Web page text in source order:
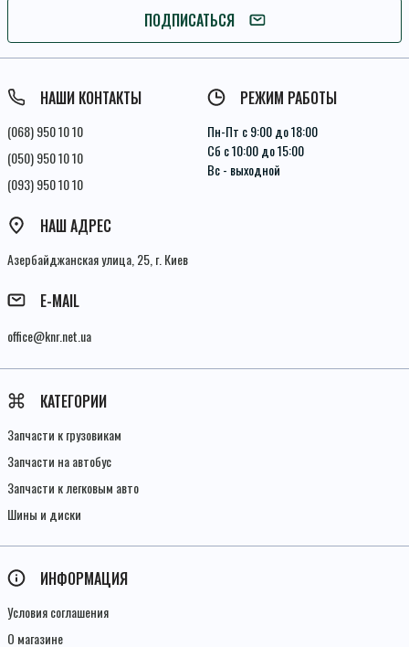
ПОДПИСАТЬСЯ
ПОДПИСАТЬСЯ
Условия соглашения
НАШИ КОНТАКТЫ
(068) 950 10 10
(050) 950 10 10
(093) 950 10 10
РЕЖИМ РАБОТЫ
Пн-Пт с 9:00 до 18:00
Сб с 10:00 до 15:00
Вс - выходной
НАШ АДРЕС
Азербайджанская улица, 25, г. Киев
E-MAIL
office@knr.net.ua
КАТЕГОРИИ
Запчасти к грузовикам
Запчасти на автобус
Запчасти к легковым авто
Шины и диски
ИНФОРМАЦИЯ
Условия соглашения
О магазине